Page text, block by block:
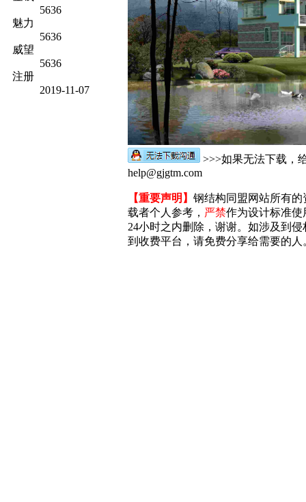
5636
魅力
5636
威望
5636
注册
2019-11-07
>>>如果无法下载，
help@gjgtm.com
【重要声明】 钢结构同盟网站所有
载者个人参考， 严禁作为设计标准
24小时之内删除，谢谢。如涉及到
到收费平台，请免费分享给需要的人